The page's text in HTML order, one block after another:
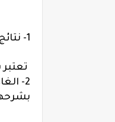
1- نتائج مظاهرة عابدين بند تعيين شريف باشا تم الغاء
تعتبر
2-